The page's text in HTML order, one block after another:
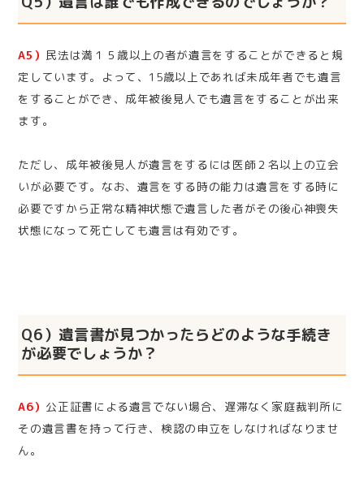
A5） 民法は満１５歳以上の者が遺言をすることができると規
定しています。よって、15歳以上であれば未成年者でも遺言
をすることができ、成年被後見人でも遺言をすることが出来
ます。
ただし、成年被後見人が遺言をするには医師２名以上の立会
いが必要です。なお、遺言をする時の能力は遺言をする時に
必要ですから正常な精神状態で遺言した者がその後心神喪失
状態になって死亡しても遺言は有効です。
Q6）遺言書が見つかったらどのような手続き
が必要でしょうか？
A6） 公正証書による遺言でない場合、遅滞なく家庭裁判所に
その遺言書を持って行き、検認の申立をしなければなりませ
ん。